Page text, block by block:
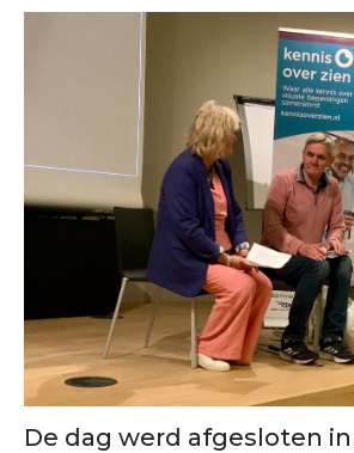
De dag werd afgesloten